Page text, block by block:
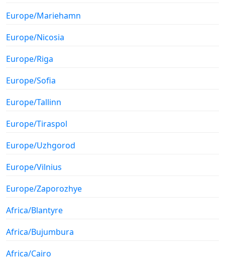
Europe/Mariehamn
Europe/Nicosia
Europe/Riga
Europe/Sofia
Europe/Tallinn
Europe/Tiraspol
Europe/Uzhgorod
Europe/Vilnius
Europe/Zaporozhye
Africa/Blantyre
Africa/Bujumbura
Africa/Cairo